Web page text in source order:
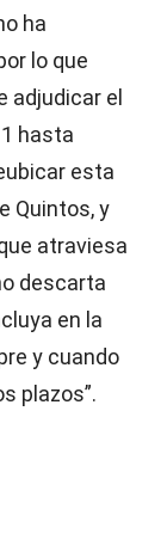
ha
lo que
adjudicar el
hasta
esta
Quintos, y
atraviesa
descarta
en la
y cuando
plazos”.